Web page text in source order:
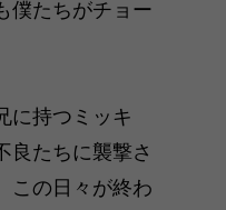
僕たちがチョー
に持つミッキ
良たちに襲撃さ
この日々が終わ